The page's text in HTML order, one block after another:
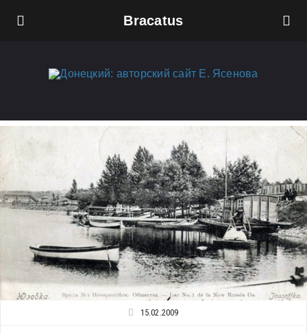
Bracatus
15.02.2009